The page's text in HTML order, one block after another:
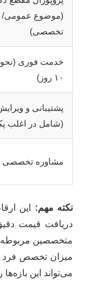
(موضوع عمومی/
تخصصی)
خدمت فوری
۱۰ روز)
پشتیبانی و ویرایش
(شامل در اغلب
مشاوره تخصصی
نکته مهم: این
دریافت قیمت
متخصصین مربوطه
میزان تخصص فرد
می‌تواند این بازه‌ها